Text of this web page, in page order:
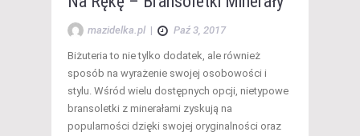
mazidelka.pl | Paź 3, 2017
Biżuteria to nie tylko dodatek, ale również
sposób na wyrażenie swojej osobowości i
stylu. Wśród wielu dostępnych opcji, nietypowe
bransoletki z minerałami zyskują na
popularności dzięki swojej oryginalności oraz